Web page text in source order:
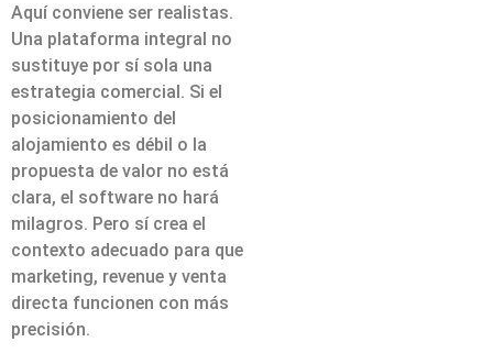
Aquí conviene ser realistas.
Una plataforma integral no
sustituye por sí sola una
estrategia comercial. Si el
posicionamiento del
alojamiento es débil o la
propuesta de valor no está
clara, el software no hará
milagros. Pero sí crea el
contexto adecuado para que
marketing, revenue y venta
directa funcionen con más
precisión.